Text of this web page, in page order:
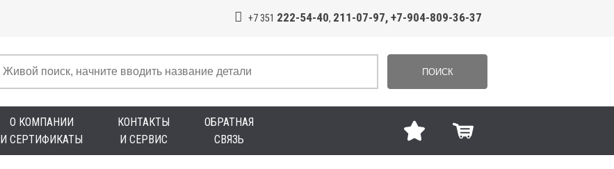
+7 351 222-54-40, 211-07-97, +7-904-809-36-37
ПОИСК
О КОМПАНИИ
И СЕРТИФИКАТЫ
КОНТАКТЫ
И СЕРВИС
ОБРАТНАЯ
СВЯЗЬ